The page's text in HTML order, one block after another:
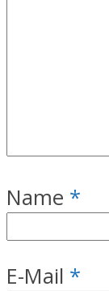
Name *
E-Mail *